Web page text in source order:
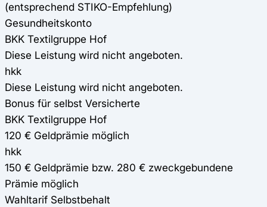
(entsprechend STIKO-Empfehlung)
Gesundheitskonto
BKK Textilgruppe Hof
Diese Leistung wird nicht angeboten.
hkk
Diese Leistung wird nicht angeboten.
Bonus für selbst Versicherte
BKK Textilgruppe Hof
120 € Geldprämie möglich
hkk
150 € Geldprämie bzw. 280 € zweckgebundene
Prämie möglich
Wahltarif Selbstbehalt